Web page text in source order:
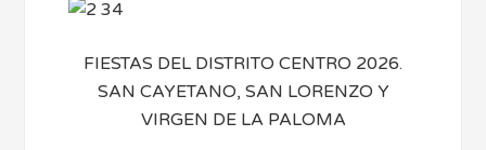
FIESTAS DEL DISTRITO CENTRO 2026.
SAN CAYETANO, SAN LORENZO Y
VIRGEN DE LA PALOMA